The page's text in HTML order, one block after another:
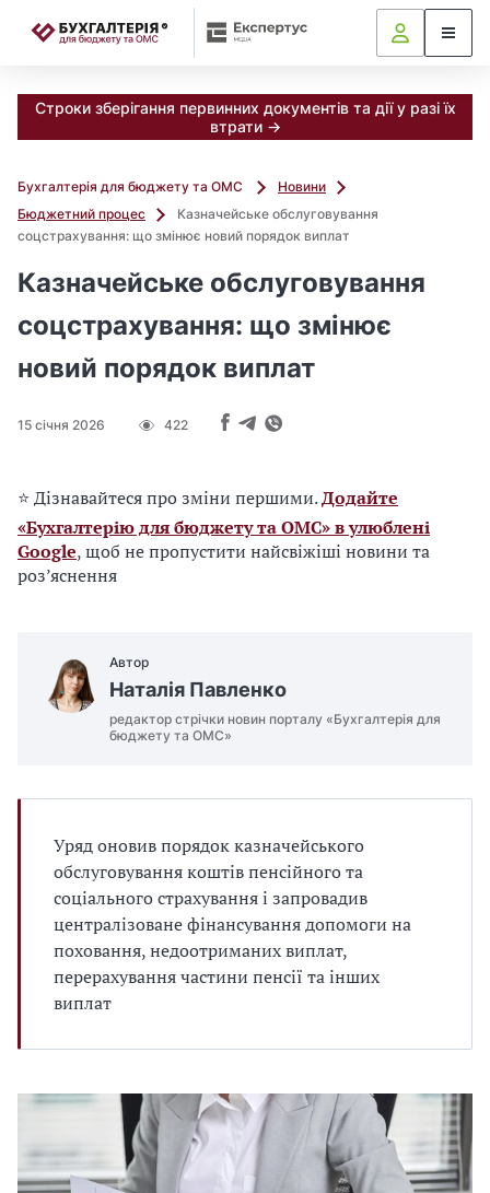
Строки зберігання первинних документів та дії у разі їх
втрати →
Бухгалтерія для бюджету та ОМС
Новини
Бюджетний процес
Казначейське обслуговування
соцстрахування: що змінює новий порядок виплат
Казначейське обслуговування
соцстрахування: що змінює
новий порядок виплат
15 січня 2026 422
⭐ Дізнавайтеся про зміни першими.Додайте
«Бухгалтерію для бюджету та ОМС» в улюблені
Google, щоб не пропустити найсвіжіші новини та
роз’яснення
Автор
Наталія Павленко
редактор стрічки новин порталу «Бухгалтерія для
бюджету та ОМС»
Уряд оновив порядок казначейського
обслуговування коштів пенсійного та
соціального страхування і запровадив
централізоване фінансування допомоги на
поховання, недоотриманих виплат,
перерахування частини пенсії та інших
виплат